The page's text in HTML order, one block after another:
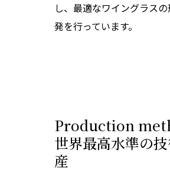
し、最適なワイングラス
発を行っています。
Production
世界最高水準の
産